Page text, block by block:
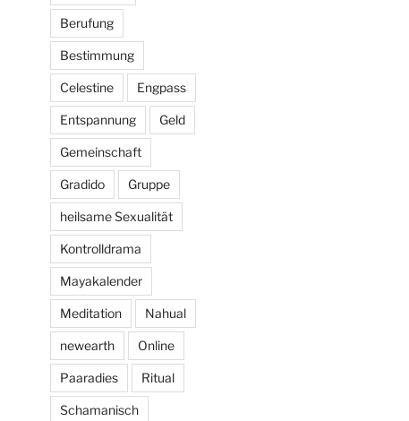
Berufung
Bestimmung
Celestine Engpass
Entspannung Geld
Gemeinschaft
Gradido Gruppe
heilsame Sexualität
Kontrolldrama
Mayakalender
Meditation Nahual
newearth Online
Paaradies Ritual
Schamanisch